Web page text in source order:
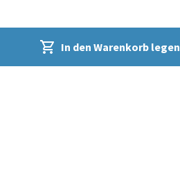
In den Warenkorb legen